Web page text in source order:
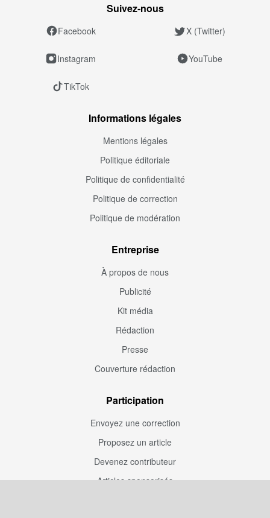
Suivez‑nous
Facebook X (Twitter)
Instagram YouTube
TikTok
Informations légales
Mentions légales
Politique éditoriale
Politique de confidentialité
Politique de correction
Politique de modération
Entreprise
À propos de nous
Publicité
Kit média
Rédaction
Presse
Couverture rédaction
Participation
Envoyez une correction
Proposez un article
Devenez contributeur
Articles sponsorisés